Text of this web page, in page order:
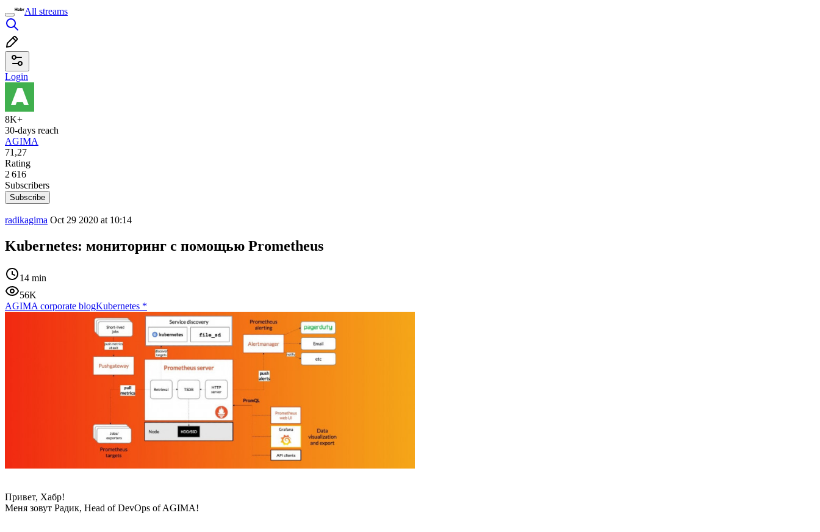
All streams
Login
8K+
30-days reach
AGIMA
71,27
Rating
2 616
Subscribers
Subscribe
radikagima Oct 29 2020 at 10:14
Kubernetes: мониторинг c помощью Prometheus
14 min
56K
AGIMA corporate blogKubernetes *
Привет, Хабр!
Меня зовут Радик, Head of DevOps of AGIMA!